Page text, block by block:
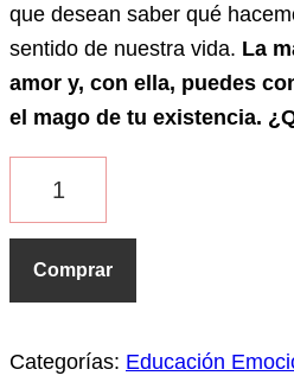
que desean saber qué
sentido de nuestra vida. La
amor y, con ella, puedes
el mago de tu existencia.
Comprar
Categorías: Educación